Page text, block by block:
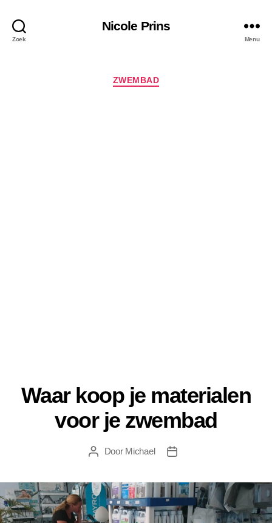
Zoek
Nicole Prins
Menu
Categorieën
ZWEMBAD
Waar koop je materialen
voor je zwembad
Berichtauteur
Door Michael Berichtdatum